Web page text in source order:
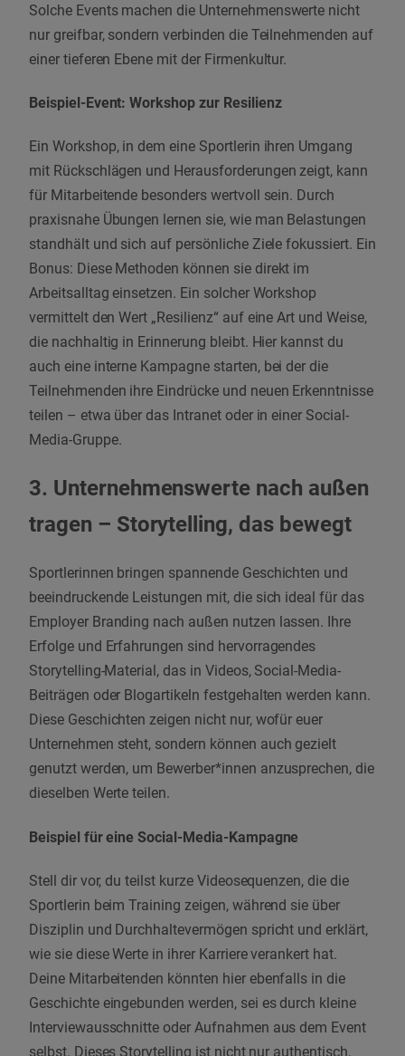
Solche Events machen die Unternehmenswerte nicht
nur greifbar, sondern verbinden die Teilnehmenden auf
einer tieferen Ebene mit der Firmenkultur.
Beispiel-Event: Workshop zur Resilienz
Ein Workshop, in dem eine Sportlerin ihren Umgang
mit Rückschlägen und Herausforderungen zeigt, kann
für Mitarbeitende besonders wertvoll sein. Durch
praxisnahe Übungen lernen sie, wie man Belastungen
standhält und sich auf persönliche Ziele fokussiert. Ein
Bonus: Diese Methoden können sie direkt im
Arbeitsalltag einsetzen. Ein solcher Workshop
vermittelt den Wert „Resilienz“ auf eine Art und Weise,
die nachhaltig in Erinnerung bleibt. Hier kannst du
auch eine interne Kampagne starten, bei der die
Teilnehmenden ihre Eindrücke und neuen Erkenntnisse
teilen – etwa über das Intranet oder in einer Social-
Media-Gruppe.
3. Unternehmenswerte nach außen
tragen – Storytelling, das bewegt
Sportlerinnen bringen spannende Geschichten und
beeindruckende Leistungen mit, die sich ideal für das
Employer Branding nach außen nutzen lassen. Ihre
Erfolge und Erfahrungen sind hervorragendes
Storytelling-Material, das in Videos, Social-Media-
Beiträgen oder Blogartikeln festgehalten werden kann.
Diese Geschichten zeigen nicht nur, wofür euer
Unternehmen steht, sondern können auch gezielt
genutzt werden, um Bewerber*innen anzusprechen, die
dieselben Werte teilen.
Beispiel für eine Social-Media-Kampagne
Stell dir vor, du teilst kurze Videosequenzen, die die
Sportlerin beim Training zeigen, während sie über
Disziplin und Durchhaltevermögen spricht und erklärt,
wie sie diese Werte in ihrer Karriere verankert hat.
Deine Mitarbeitenden könnten hier ebenfalls in die
Geschichte eingebunden werden, sei es durch kleine
Interviewausschnitte oder Aufnahmen aus dem Event
selbst. Dieses Storytelling ist nicht nur authentisch,